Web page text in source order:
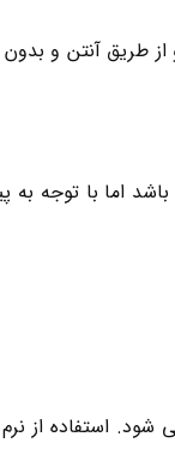
طریق آنتن و
اما با توجه به